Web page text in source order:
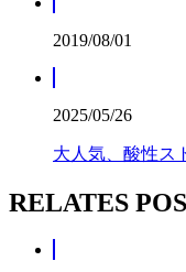
2019/08/01
2025/05/26
大人気、酸性ス
RELATES